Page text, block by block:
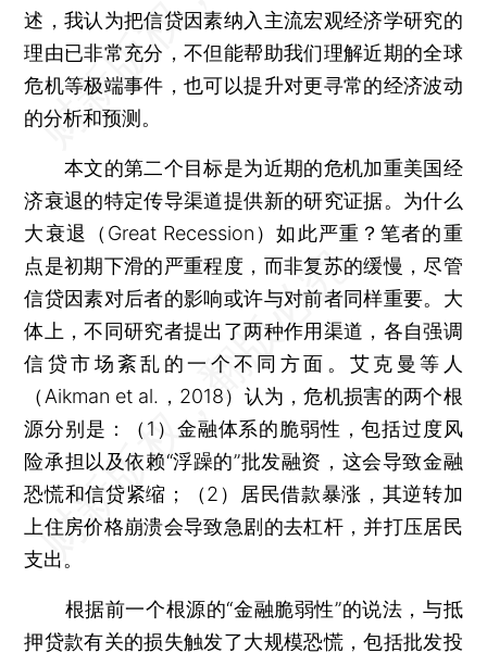
述，我认为把信贷因素纳入主流宏观经济学研究的
理由已非常充分，不但能帮助我们理解近期的全球
危机等极端事件，也可以提升对更寻常的经济波动
的分析和预测。
本文的第二个目标是为近期的危机加重美国经
济衰退的特定传导渠道提供新的研究证据。为什么
大衰退（Great Recession）如此严重？笔者的重
点是初期下滑的严重程度，而非复苏的缓慢，尽管
信贷因素对后者的影响或许与对前者同样重要。大
体上，不同研究者提出了两种作用渠道，各自强调
信贷市场紊乱的一个不同方面。艾克曼等人
（Aikman et al.，2018）认为，危机损害的两个根
源分别是：（1）金融体系的脆弱性，包括过度风
险承担以及依赖“浮躁的”批发融资，这会导致金融
恐慌和信贷紧缩；（2）居民借款暴涨，其逆转加
上住房价格崩溃会导致急剧的去杠杆，并打压居民
支出。
根据前一个根源的“金融脆弱性”的说法，与抵
押贷款有关的损失触发了大规模恐慌，包括批发投